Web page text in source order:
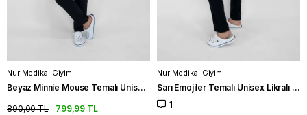
Nur Medikal Giyim
Beyaz Minnie Mouse Temalı Unisex Likralı Hastane Üniforması Scrubs
799,99 TL
890,00 TL
Nur Medikal Giyim
Sarı Emojiler Temalı Unisex Likralı Hastane Üniforması İntörn Scrubs
1